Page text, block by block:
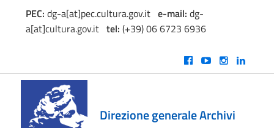
PEC: dg-a[at]pec.cultura.gov.ite-mail: dg-
a[at]cultura.gov.ittel: (+39) 06 6723 6936
Direzione generale Archivi